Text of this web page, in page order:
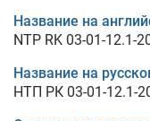
Название на
NTP RK 03-01-12.1-
Название на
НТП РК 03-01-12.1-